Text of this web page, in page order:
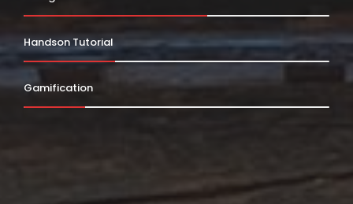
Handson Tutorial
Gamification